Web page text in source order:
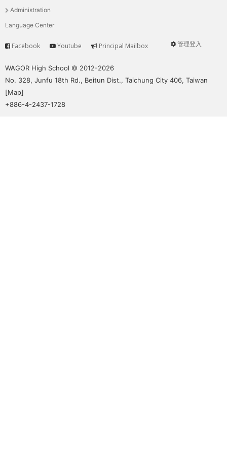
單Administration
Language Center
User
管理登入
Service
Facebook Youtube Principal Mailbox
WAGOR High School © 2012-2026
No. 328, Junfu 18th Rd., Beitun Dist., Taichung City 406, Taiwan
[Map]
+886-4-2437-1728